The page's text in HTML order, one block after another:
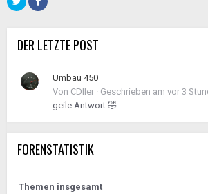
DER LETZTE POST
Umbau 450
Von CDIler · Geschrieben am vor 3
geile Antwort 🤣
FORENSTATISTIK
Themen insgesamt